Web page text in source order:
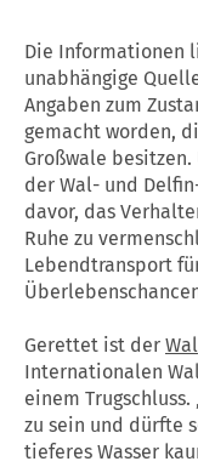
Die Informationen
unabhängige
Angaben zum
gemacht worden,
Großwale
der Wal- und
davor, das
Ruhe zu
Lebendtransport
Gerettet ist der Wal
Internationalen
einem
zu sein und dürfte
tieferes Wasser